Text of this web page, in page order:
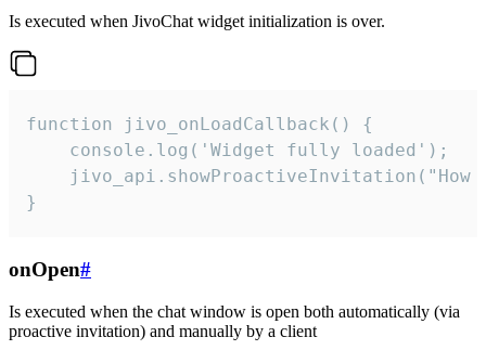
Is executed when JivoChat widget initialization is over.
function jivo_onLoadCallback() {
    console.log('Widget fully loaded');
jivo_api.showProactiveInvitation("How
}
onOpen#
Is executed when the chat window is open both automatically (via
proactive invitation) and manually by a client